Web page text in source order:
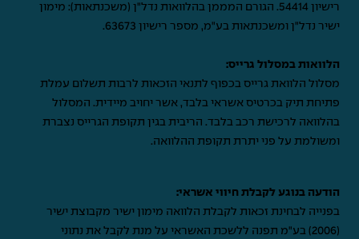
רישיון 54414. הגורם המממן בהלוואות נדל"ן (משכנתאות): מימון
ישיר נדל"ן ומשכנתאות בע"מ, מספר רישיון 63673.
הלוואות במסלול גרייס:
מסלול הלוואת גרייס בכפוף לתנאי הזכאות לרבות תשלום עמלת
פתיחת תיק בכרטיס אשראי בלבד, אשר יחויב מיידית. המסלול
בהלוואה לרכישת רכב בלבד. הריבית בגין תקופת הגרייס נצברת
ומשולמת על פני יתרת תקופת ההלוואה.
הודעה בנוגע לקבלת חיווי אשראי:
בפנייה לבחינת זכאות לקבלת הלוואה מימון ישיר מקבוצת ישיר
(2006) בע"מ תפנה ללשכת האשראי על מנת לקבל את נתוני